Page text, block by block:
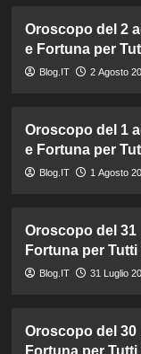
Oroscopo del 2
e Fortuna per
Blog.IT 2 Agosto
Oroscopo del 1
e Fortuna per
Blog.IT 1 Agosto
Oroscopo del 31
Fortuna per
Blog.IT 31 Luglio
Oroscopo del 30
Fortuna per